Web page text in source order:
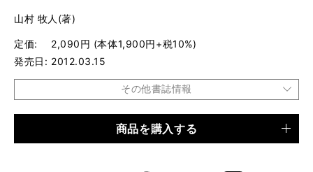
山村 牧人(著)
定価
2,090円 (本体1,900円+税10%)
発売日
2012.03.15
その他書誌情報
商品を購入する